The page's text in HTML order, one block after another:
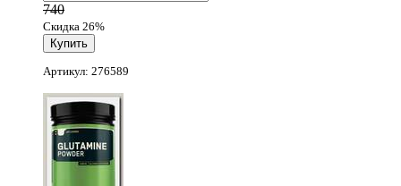
740
Скидка 26%
Артикул: 276589